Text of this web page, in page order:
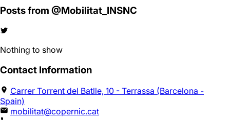
Posts from @Mobilitat_INSNC
Nothing to show
Contact Information
Carrer Torrent del Batlle, 10 - Terrassa (Barcelona -
Spain)
mobilitat@copernic.cat